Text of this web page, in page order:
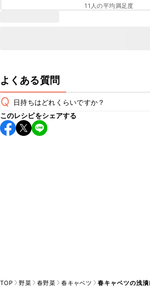
11 人の平均満足度
よくある質問
Q 日持ちはどれくらいですか？
保存期間は冷蔵で当日中が目安です。なる
し上がりください。
このレシピをシェアする
TOP 野菜 春野菜 春キャベツ 春キャベツの浅漬